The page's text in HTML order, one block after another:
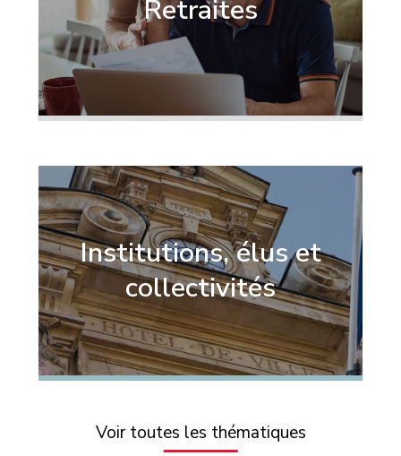
Retraites
Institutions, élus et
collectivités
Voir toutes les thématiques